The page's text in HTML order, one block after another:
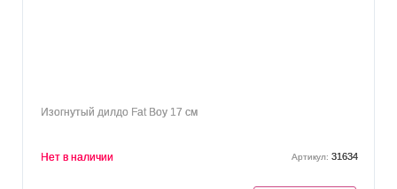
Изогнутый дилдо Fat Boy 17 см
Нет в наличии Артикул: 31634